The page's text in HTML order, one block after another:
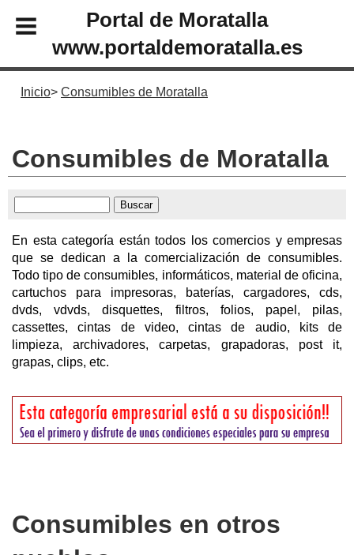
Portal de Moratalla
www.portaldemoratalla.es
Inicio Consumibles de Moratalla
Consumibles de Moratalla
En esta categoría están todos los comercios y empresas
que se dedican a la comercialización de consumibles.
Todo tipo de consumibles, informáticos, material de oficina,
cartuchos para impresoras, baterías, cargadores, cds,
dvds, vdvds, disquettes, filtros, folios, papel, pilas,
cassettes, cintas de video, cintas de audio, kits de
limpieza, archivadores, carpetas, grapadoras, post it,
grapas, clips, etc.
Consumibles en otros